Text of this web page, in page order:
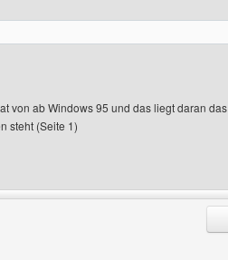
von ab Windows 95 und das liegt daran das
steht (Seite 1)